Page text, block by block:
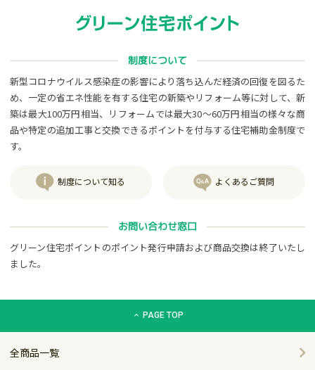
制度について
新型コロナウイルス感染症の影響により落ち込んだ経済の回復を図るた
め、一定の省エネ性能を有する住宅の新築やリフォーム等に対して、新
築は最大100万円相当、リフォームでは最大30～60万円相当の様々な商
品や特定の追加工事と交換できるポイントを付与する住宅補助金制度で
す。
制度について知る よくあるご質問
お問い合わせ窓口
グリーン住宅ポイントのポイント発行申請および商品交換は終了いたし
ました。
グリーン住宅ポイント交換商品カタログサイト「エコdeギフ
PAGE TOP
全商品一覧